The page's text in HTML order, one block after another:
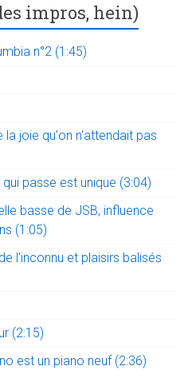
impros, hein)
n°2 (1:45)
joie qu'on n'attendait pas
passe est unique (3:04)
basse de JSB, influence
(1:05)
l'inconnu et plaisirs balisés
(2:15)
est un piano neuf (2:36)